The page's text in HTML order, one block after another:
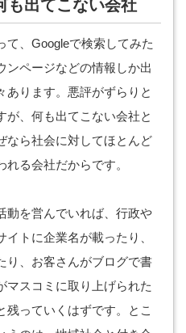
も出てこない会社
て、Googleで検索してみた
ンページなどの情報しか出
あります。悪評がずらりと
が、何も出てこない会社と
なら社会に対してほとんど
る会社だからです。
動を営んでいれば、行政や
トに企業名が載ったり、
り、お客さんがブログで書
マスコミに取り上げられた
残っていくはずです。とこ